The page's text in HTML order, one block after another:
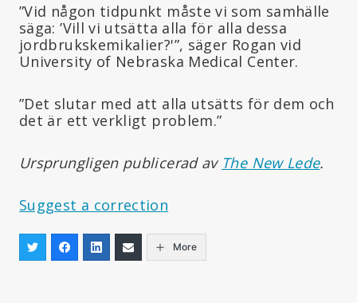
”Vid någon tidpunkt måste vi som samhälle
säga: ’Vill vi utsätta alla för alla dessa
jordbrukskemikalier?'”, säger Rogan vid
University of Nebraska Medical Center.
”Det slutar med att alla utsätts för dem och
det är ett verkligt problem.”
Ursprungligen publicerad av The New Lede.
Suggest a correction
More